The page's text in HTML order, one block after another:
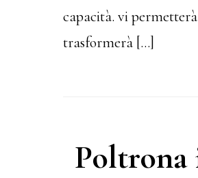
capacità. vi
trasformerà […]
Poltrona